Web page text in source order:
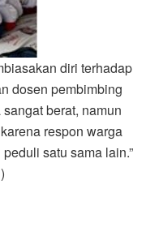
diri terhadap
dosen pembimbing
berat, namun
respon warga
satu sama lain.”